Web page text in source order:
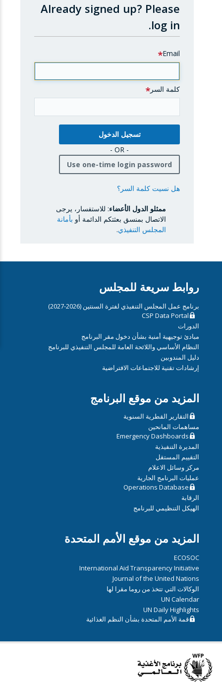
Already signed up? Please
log in.
Email
كلمة السر
- OR -
Use one-time login password
هل نسيت كلمة السر؟
ممثلو الدول الأعضاء: للاستفسار، يرجى
الاتصال بمنسق بعثتكم الدائمة أو بأمانة
المجلس التنفيذي.
روابط سريعة للمجلس
برنامج عمل المجلس التنفيذي لفترة السنتين (2026-2027)
CSP Data Portal
الدورات
مبادئ توجيهية أمنية بشأن دخول مقر البرنامج
النظام الأساسي واللائحة العامة للمجلس التنفيذي للبرنامج
دليل المندوبين
إرشادات تقنية للاجتماعات الافتراضية
المزيد من موقع البرنامج
التقارير القطرية السنوية
مساهمات المانحين
Emergency Dashboards
المديرة التنفيذية
التقييم المستقل
مركز وسائل الاعلام
عمليات البرنامج الجارية
Operations Database
الرقابة
الهيكل التنظيمي للبرنامج
المزيد من موقع الأمم المتحدة
ECOSOC
International Aid Transparency Initiative
Journal of the United Nations
الوكالات التي تتخذ من روما مقرا لها
UN Calendar
UN Daily Highlights
قمة الأمم المتحدة بشأن النظم الغذائية